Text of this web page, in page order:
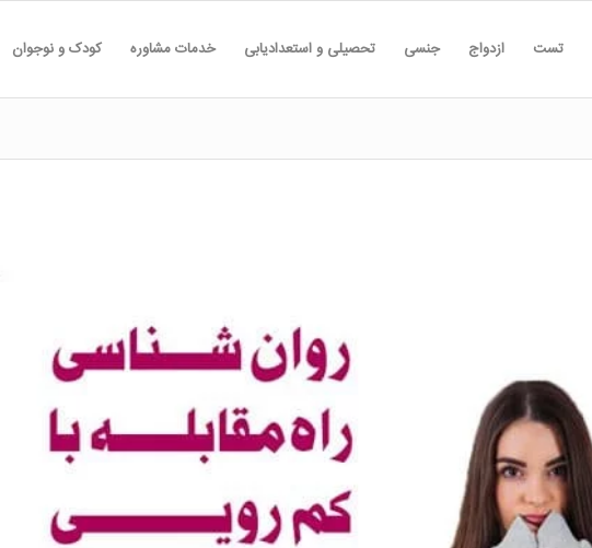
تست ازدواج جنسی تحصیلی و استعدادیابی خدمات مشاوره کودک و نوجوان